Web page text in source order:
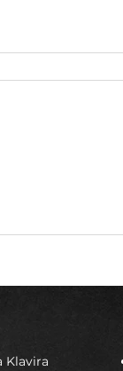
Klavira